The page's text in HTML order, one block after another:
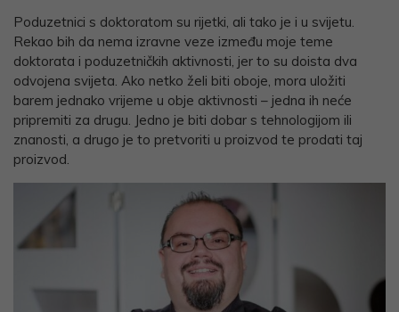
Poduzetnici s doktoratom su rijetki, ali tako je i u svijetu.
Rekao bih da nema izravne veze između moje teme
doktorata i poduzetničkih aktivnosti, jer to su doista dva
odvojena svijeta. Ako netko želi biti oboje, mora uložiti
barem jednako vrijeme u obje aktivnosti – jedna ih neće
pripremiti za drugu. Jedno je biti dobar s tehnologijom ili
znanosti, a drugo je to pretvoriti u proizvod te prodati taj
proizvod.